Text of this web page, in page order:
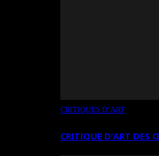
CRITIQUES D’ART
CRITIQUE D’ART DES